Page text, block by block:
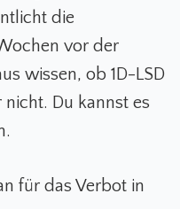
die
vor der
wissen, ob 1D-LSD
Du kannst es
für das Verbot in